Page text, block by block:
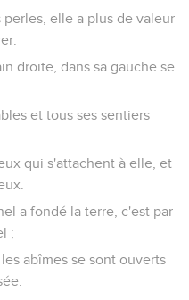
elle a plus de valeur
droite, dans sa gauche se
et tous ses sentiers
qui s'attachent à elle, et
a fondé la terre, c'est par
;
abîmes se sont ouverts